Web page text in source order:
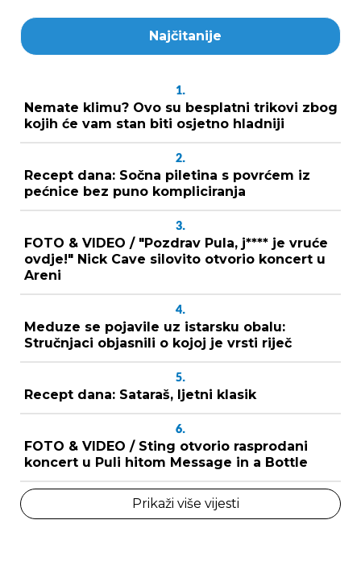
Najčitanije
1.
Nemate klimu? Ovo su besplatni trikovi zbog
kojih će vam stan biti osjetno hladniji
2.
Recept dana: Sočna piletina s povrćem iz
pećnice bez puno kompliciranja
3.
FOTO & VIDEO / "Pozdrav Pula, j**** je vruće
ovdje!" Nick Cave silovito otvorio koncert u
Areni
4.
Meduze se pojavile uz istarsku obalu:
Stručnjaci objasnili o kojoj je vrsti riječ
5.
Recept dana: Sataraš, ljetni klasik
6.
FOTO & VIDEO / Sting otvorio rasprodani
koncert u Puli hitom Message in a Bottle
Prikaži više vijesti